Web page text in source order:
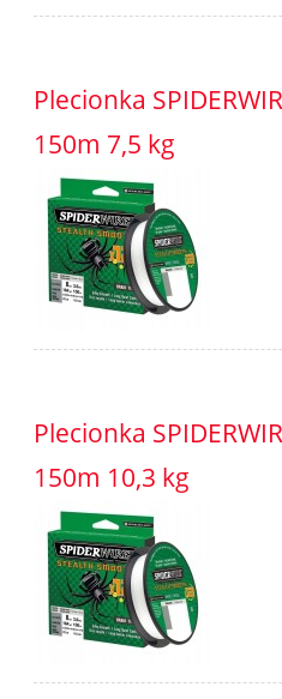
Plecionka
150m 7,5 kg
Plecionka
150m 10,3 kg